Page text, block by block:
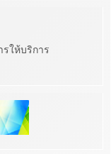
รให้บริการ